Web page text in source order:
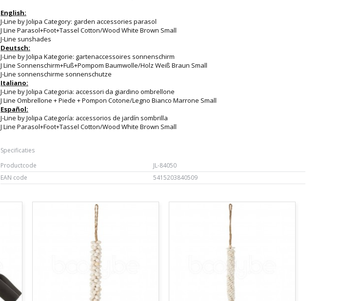
English:
J-Line by Jolipa Category: garden accessories parasol
J Line Parasol+Foot+Tassel Cotton/Wood White Brown Small
J-Line sunshades
Deutsch:
J-Line by Jolipa Kategorie: gartenaccessoires sonnenschirm
J Line Sonnenschirm+Fuß+Pompom Baumwolle/Holz Weiß Braun Small
J-Line sonnenschirme sonnenschutze
Italiano:
J-Line by Jolipa Categoria: accessori da giardino ombrellone
J Line Ombrellone + Piede + Pompon Cotone/Legno Bianco Marrone Small
Español:
J-Line by Jolipa Categoría: accessorios de jardín sombrilla
J Line Parasol+Foot+Tassel Cotton/Wood White Brown Small
Specificaties
Productcode
JL-84050
EAN code
5415203840509